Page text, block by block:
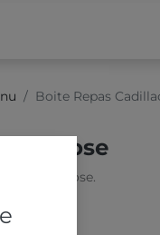
Boite Repas
Rose
Cadillac Rose.